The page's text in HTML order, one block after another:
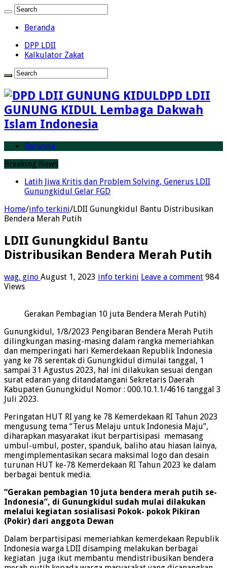
Beranda
DPP LDII
Kalkulator Zakat
DPD LDII
GUNUNG KIDUL Lembaga Dakwah
Islam Indonesia
Beranda
Breaking News
Latih Jiwa Kritis dan Problem Solving, Generus LDII
Gunungkidul Gelar FGD
Home/info terkini/LDII Gunungkidul Bantu Distribusikan
Bendera Merah Putih
LDII Gunungkidul Bantu
Distribusikan Bendera Merah Putih
wag. gino August 1, 2023 info terkini Leave a comment 984
Views
Gerakan Pembagian 10 juta Bendera Merah Putih)
Gunungkidul, 1/8/2023 Pengibaran Bendera Merah Putih
dilingkungan masing-masing dalam rangka memeriahkan
dan memperingati hari Kemerdekaan Republik Indonesia
yang ke 78 serentak di Gunungkidul dimulai tanggal, 1
sampai 31 Agustus 2023, hal ini dilakukan sesuai dengan
surat edaran yang ditandatangani Sekretaris Daerah
Kabupaten Gunungkidul Nomor : 000.10.1.1/4616 tanggal 3
Juli 2023.
Peringatan HUT RI yang ke 78 Kemerdekaan RI Tahun 2023
mengusung tema “Terus Melaju untuk Indonesia Maju”,
diharapkan masyarakat ikut berpartisipasi memasang
umbul-umbul, poster, spanduk, baliho atau hiasan lainya,
mengimplementasikan secara maksimal logo dan desain
turunan HUT ke-78 Kemerdekaan RI Tahun 2023 ke dalam
berbagai bentuk media.
“Gerakan pembagian 10 juta bendera merah putih se-
Indonesia”, di Gunungkidul sudah mulai dilakukan
melalui kegiatan sosialisasi Pokok- pokok Pikiran
(Pokir) dari anggota Dewan
Dalam berpartisipasi memeriahkan kemerdekaan Republik
Indonesia warga LDII disamping melakukan berbagai
kegiatan juga ikut membantu mendistribusikan bendera